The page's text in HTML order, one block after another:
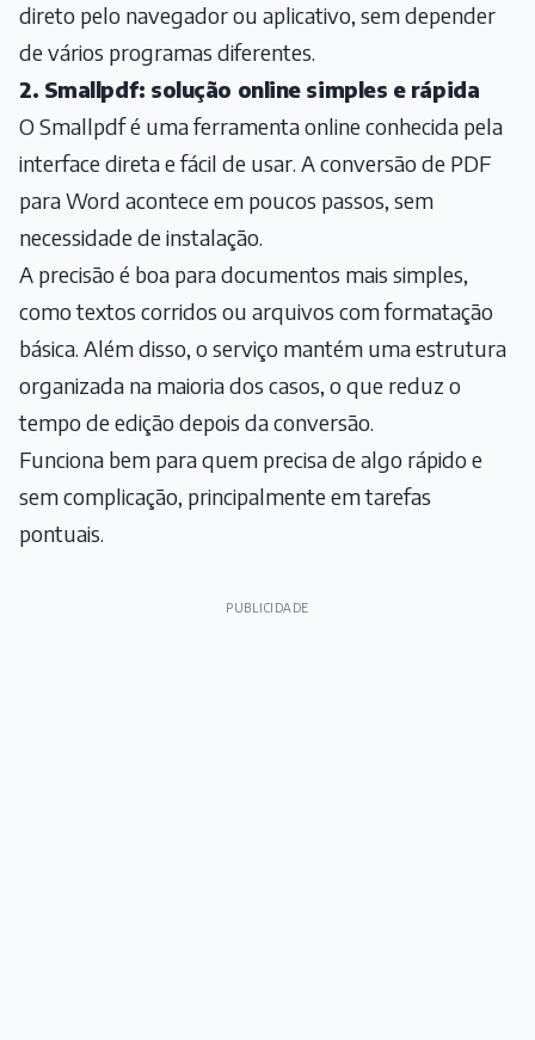
direto pelo navegador ou aplicativo, sem depender
de vários programas diferentes.
2. Smallpdf: solução online simples e rápida
O Smallpdf é uma ferramenta online conhecida pela
interface direta e fácil de usar. A conversão de PDF
para Word acontece em poucos passos, sem
necessidade de instalação.
A precisão é boa para documentos mais simples,
como textos corridos ou arquivos com formatação
básica. Além disso, o serviço mantém uma estrutura
organizada na maioria dos casos, o que reduz o
tempo de edição depois da conversão.
Funciona bem para quem precisa de algo rápido e
sem complicação, principalmente em tarefas
pontuais.
PUBLICIDADE